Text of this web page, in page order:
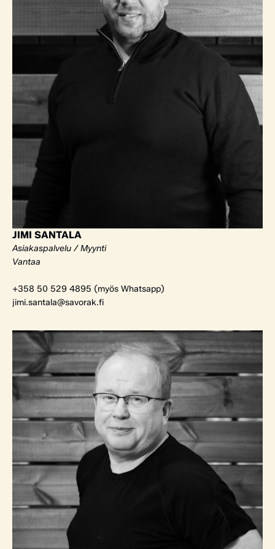
JIMI SANTALA
Asiakaspalvelu / Myynti
Vantaa
+358 50 529 4895 (myös Whatsapp)
jimi.santala@savorak.fi